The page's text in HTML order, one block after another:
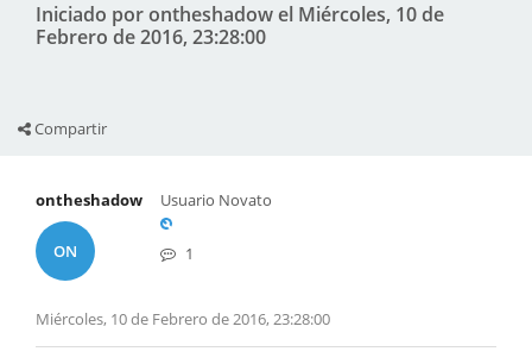
Iniciado por ontheshadow el Miércoles, 10 de
Febrero de 2016, 23:28:00
Compartir
ontheshadow
ON
Usuario Novato
1
Miércoles, 10 de Febrero de 2016, 23:28:00